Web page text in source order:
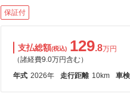
保証付
支払総額(税込) 129.8万円
（諸経費9.0万円含む）
年式 2026年 走行距離 10km 車検